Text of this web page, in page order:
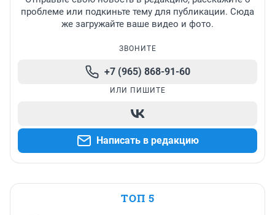
проблеме или подкиньте тему для публикации. Сюда
же загружайте ваше видео и фото.
ЗВОНИТЕ
+7 (965) 868-91-60
ИЛИ ПИШИТЕ
Написать в редакцию
ТОП 5